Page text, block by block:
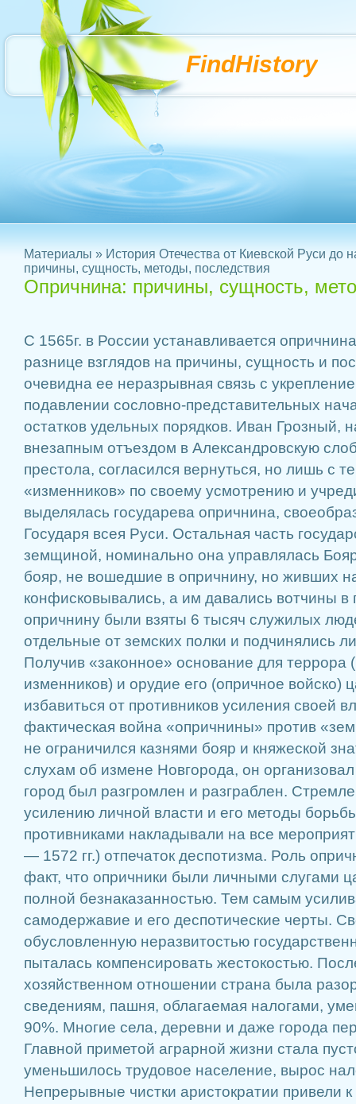
FindHistory
Материалы » История Отечества от Киевской Руси до
причины, сущность, методы, последствия
Опричнина: причины, сущность,
С 1565г. в России устанавливается
разнице взглядов на причины, сущность и
очевидна ее неразрывная связь с
подавлении сословно-представительных
остатков удельных порядков. Иван Грозный,
внезапным отъездом в Александровскую
престола, согласился вернуться, но лишь с
«изменников» по своему усмотрению и
выделялась государева опричнина,
Государя всея Руси. Остальная часть
земщиной, номинально она управлялась
бояр, не вошедшие в опричнину, но живших
конфисковывались, а им давались вотчины
опричнину были взяты 6 тысяч служилых
отдельные от земских полки и подчинялись
Получив «законное» основание для террора
изменников) и орудие его (опричное войско)
избавиться от противников усиления своей
фактическая война «опричнины» против
не ограничился казнями бояр и княжеской
слухам об измене Новгорода, он
город был разгромлен и разграблен.
усилению личной власти и его методы
противниками накладывали на все
— 1572 гг.) отпечаток деспотизма. Роль
факт, что опричники были личными слугами
полной безнаказанностью. Тем самым
самодержавие и его деспотические черты.
обусловленную неразвитостью
пыталась компенсировать жестокостью.
хозяйственном отношении страна была
сведениям, пашня, облагаемая налогами,
90%. Многие села, деревни и даже города
Главной приметой аграрной жизни стала
уменьшилось трудовое население, вырос
Непрерывные чистки аристократии привели